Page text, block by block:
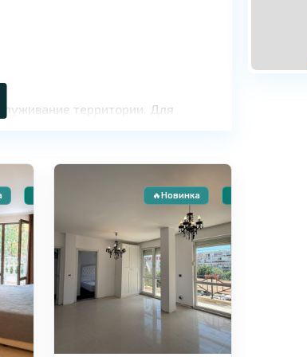
территории. Для
подходит для спокойного
🔥Новинка